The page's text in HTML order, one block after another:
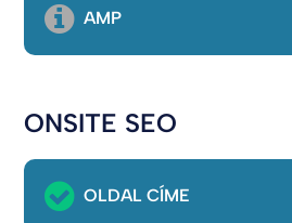
AMP
ONSITE SEO
OLDAL CÍME